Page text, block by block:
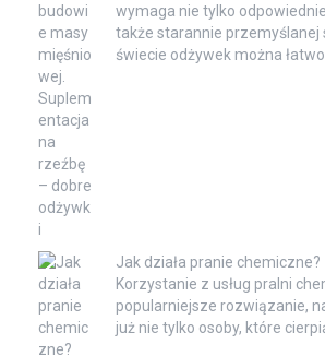
wymaga nie tylko
także starannie przemyślanej
świecie odżywek można łatwo
Jak działa pranie chemiczne?
Korzystanie z usług pralni
popularniejsze rozwiązanie,
już nie tylko osoby, które